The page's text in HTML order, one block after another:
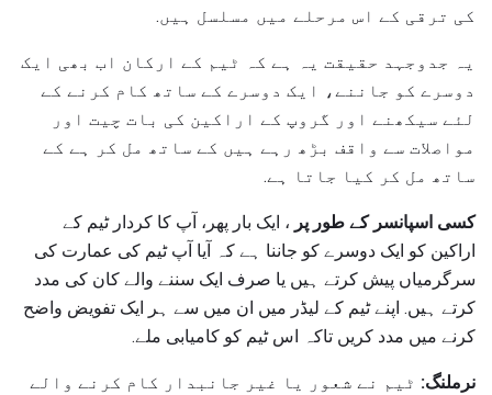
کی ترقی کے اس مرحلے میں مسلسل ہیں.
یہ جدوجہد حقیقت یہ ہے کہ ٹیم کے ارکان اب بھی ایک
دوسرے کو جاننے، ایک دوسرے کے ساتھ کام کرنے کے
لئے سیکھنے اور گروپ کے اراکین کی بات چیت اور
مواصلات سے واقف بڑھ رہے ہیں کے ساتھ مل کر ہے کے
ساتھ مل کر کیا جاتا ہے.
کسی اسپانسر کے طور پر ، ایک بار پھر، آپ کا کردار ٹیم کے
اراکین کو ایک دوسرے کو جاننا ہے کہ آیا آپ ٹیم کی عمارت کی
سرگرمیاں پیش کرتے ہیں یا صرف ایک سننے والے کان کی مدد
کرتے ہیں. اپنے ٹیم کے لیڈر میں ان میں سے ہر ایک تفویض واضح
کرنے میں مدد کریں تاکہ اس ٹیم کو کامیابی ملے.
نرملنگ: ٹیم نے شعور یا غیر جانبدار کام کرنے والے